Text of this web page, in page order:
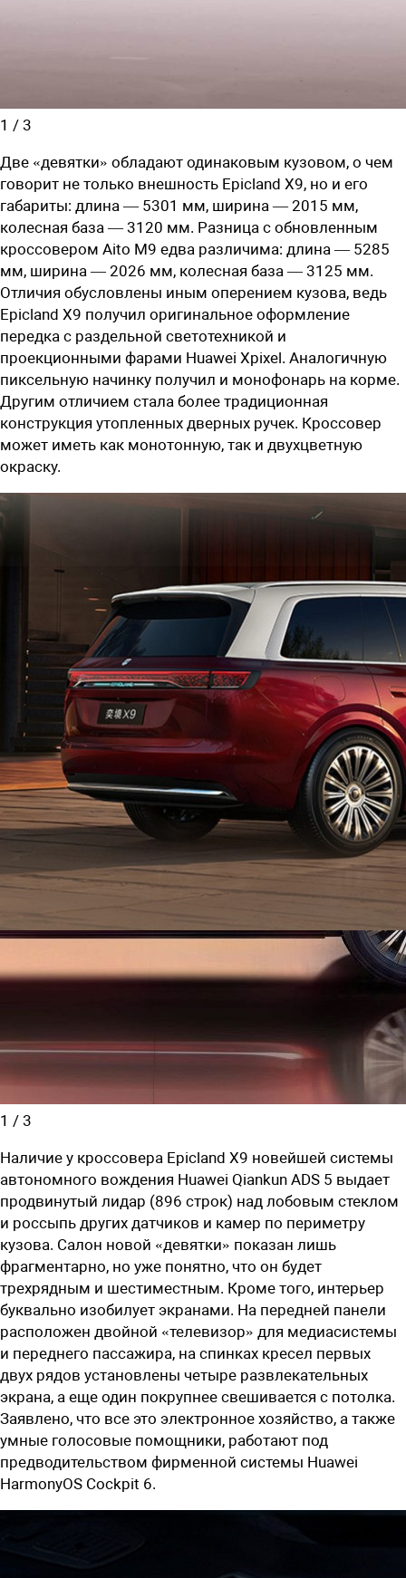
1 / 3
Две «девятки» обладают одинаковым кузовом, о чем
говорит не только внешность Epicland X9, но и его
габариты: длина — 5301 мм, ширина — 2015 мм,
колесная база — 3120 мм. Разница с обновленным
кроссовером Aito M9 едва различима: длина — 5285
мм, ширина — 2026 мм, колесная база — 3125 мм.
Отличия обусловлены иным оперением кузова, ведь
Epicland X9 получил оригинальное оформление
передка с раздельной светотехникой и
проекционными фарами Huawei Xpixel. Аналогичную
пиксельную начинку получил и монофонарь на корме.
Другим отличием стала более традиционная
конструкция утопленных дверных ручек. Кроссовер
может иметь как монотонную, так и двухцветную
окраску.
1 / 3
Наличие у кроссовера Epicland X9 новейшей системы
автономного вождения Huawei Qiankun ADS 5 выдает
продвинутый лидар (896 строк) над лобовым стеклом
и россыпь других датчиков и камер по периметру
кузова. Салон новой «девятки» показан лишь
фрагментарно, но уже понятно, что он будет
трехрядным и шестиместным. Кроме того, интерьер
буквально изобилует экранами. На передней панели
расположен двойной «телевизор» для медиасистемы
и переднего пассажира, на спинках кресел первых
двух рядов установлены четыре развлекательных
экрана, а еще один покрупнее свешивается с потолка.
Заявлено, что все это электронное хозяйство, а также
умные голосовые помощники, работают под
предводительством фирменной системы Huawei
HarmonyOS Cockpit 6.